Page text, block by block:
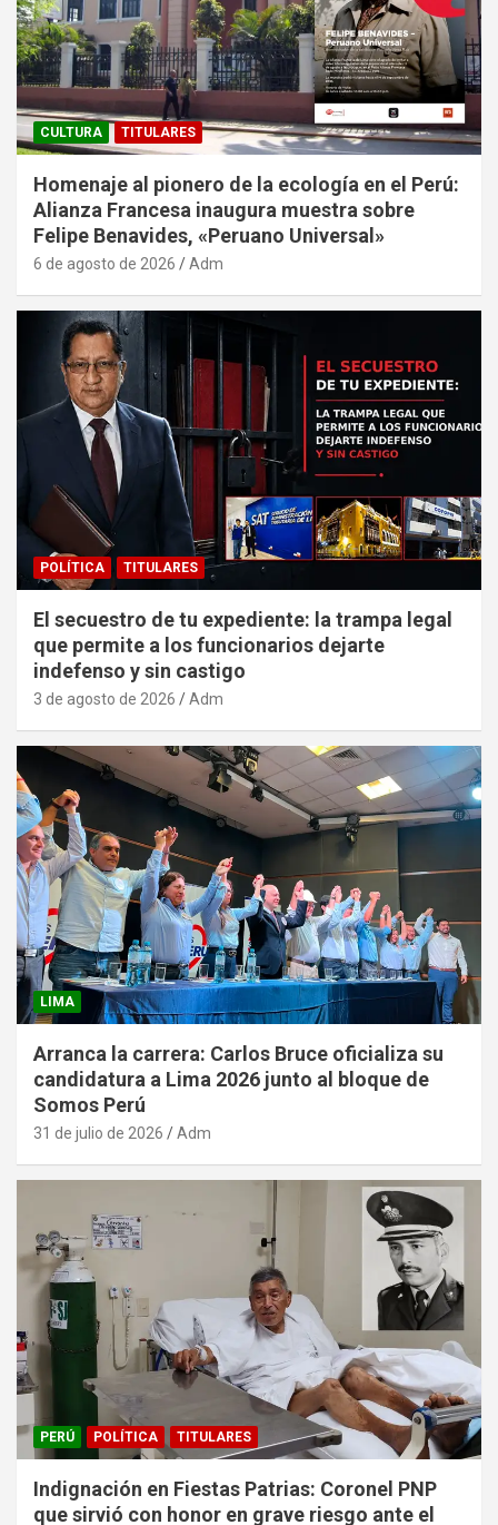
CULTURA TITULARES
Homenaje al pionero de la ecología en el Perú:
Alianza Francesa inaugura muestra sobre
Felipe Benavides, «Peruano Universal»
6 de agosto de 2026 Adm
POLÍTICA TITULARES
El secuestro de tu expediente: la trampa legal
que permite a los funcionarios dejarte
indefenso y sin castigo
3 de agosto de 2026 Adm
LIMA
Arranca la carrera: Carlos Bruce oficializa su
candidatura a Lima 2026 junto al bloque de
Somos Perú
31 de julio de 2026 Adm
PERÚ POLÍTICA TITULARES
Indignación en Fiestas Patrias: Coronel PNP
que sirvió con honor en grave riesgo ante el